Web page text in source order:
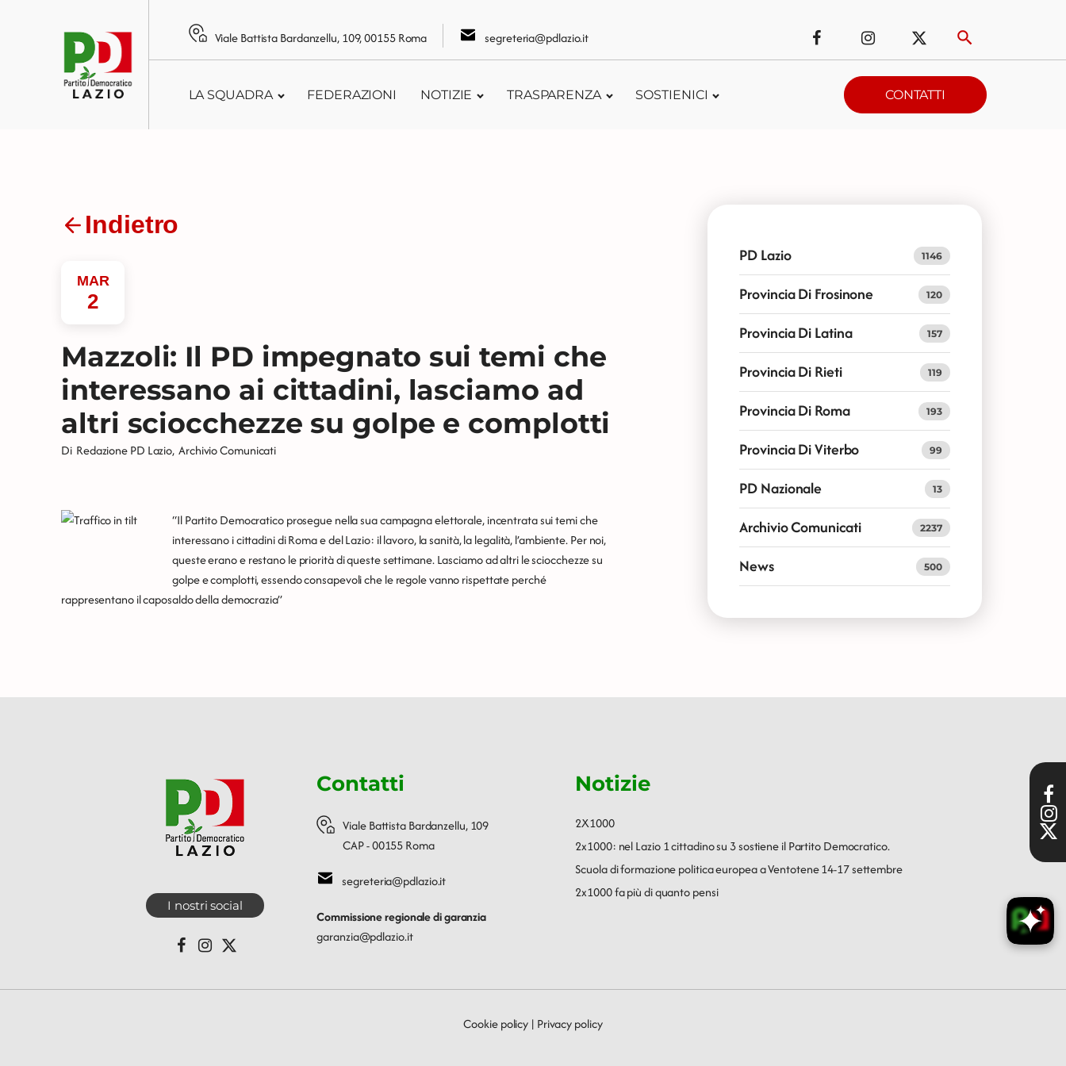
Viale Battista Bardanzellu, 109, 00155 Roma segreteria@pdlazio.it
LA SQUADRA FEDERAZIONI NOTIZIE TRASPARENZA SOSTIENICI CONTATTI
Indietro
MAR
2
Mazzoli: Il PD impegnato sui temi che
interessano ai cittadini, lasciamo ad
altri sciocchezze su golpe e complotti
Di Redazione PD Lazio, Archivio Comunicati
“Il Partito Democratico prosegue nella sua campagna elettorale, incentrata sui temi che
interessano i cittadini di Roma e del Lazio: il lavoro, la sanità, la legalità, l’ambiente. Per noi,
queste erano e restano le priorità di queste settimane. Lasciamo ad altri le sciocchezze su
golpe e complotti, essendo consapevoli che le regole vanno rispettate perché
rappresentano il caposaldo della democrazia”
PD Lazio 1146
Provincia Di Frosinone 120
Provincia Di Latina 157
Provincia Di Rieti 119
Provincia Di Roma 193
Provincia Di Viterbo 99
PD Nazionale 13
Archivio Comunicati 2237
News 500
I nostri social
Contatti
Viale Battista Bardanzellu, 109
CAP - 00155 Roma
segreteria@pdlazio.it
Commissione regionale di garanzia
garanzia@pdlazio.it
Notizie
2X1000
2x1000: nel Lazio 1 cittadino su 3 sostiene il Partito Democratico.
Scuola di formazione politica europea a Ventotene 14-17 settembre
2x1000 fa più di quanto pensi
Cookie policy | Privacy policy